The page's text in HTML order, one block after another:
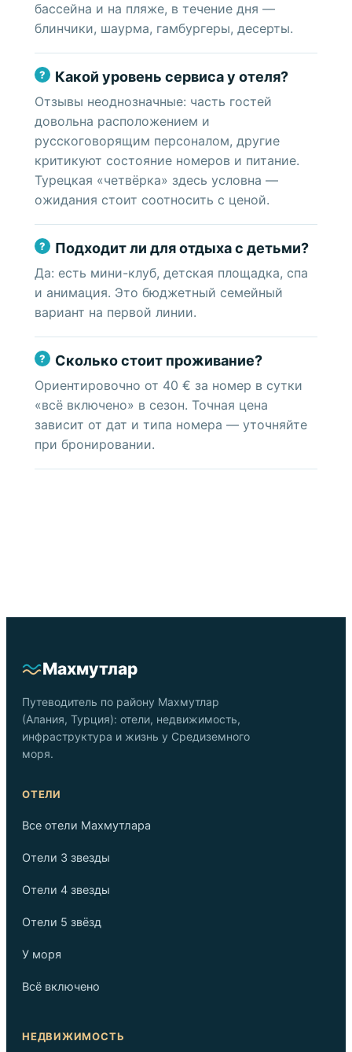
бассейна и на пляже, в течение дня —
блинчики, шаурма, гамбургеры, десерты.
Какой уровень сервиса у отеля?
Отзывы неоднозначные: часть гостей
довольна расположением и
русскоговорящим персоналом, другие
критикуют состояние номеров и питание.
Турецкая «четвёрка» здесь условна —
ожидания стоит соотносить с ценой.
Подходит ли для отдыха с детьми?
Да: есть мини-клуб, детская площадка, спа
и анимация. Это бюджетный семейный
вариант на первой линии.
Сколько стоит проживание?
Ориентировочно от 40 € за номер в сутки
«всё включено» в сезон. Точная цена
зависит от дат и типа номера — уточняйте
при бронировании.
Махмутлар
Путеводитель по району Махмутлар
(Алания, Турция): отели, недвижимость,
инфраструктура и жизнь у Средиземного
моря.
ОТЕЛИ
Все отели Махмутлара
Отели 3 звезды
Отели 4 звезды
Отели 5 звёзд
У моря
Всё включено
НЕДВИЖИМОСТЬ